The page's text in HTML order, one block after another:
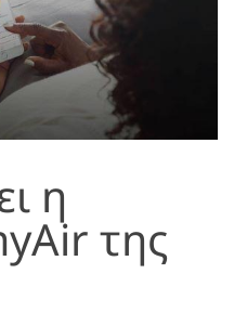
η
της